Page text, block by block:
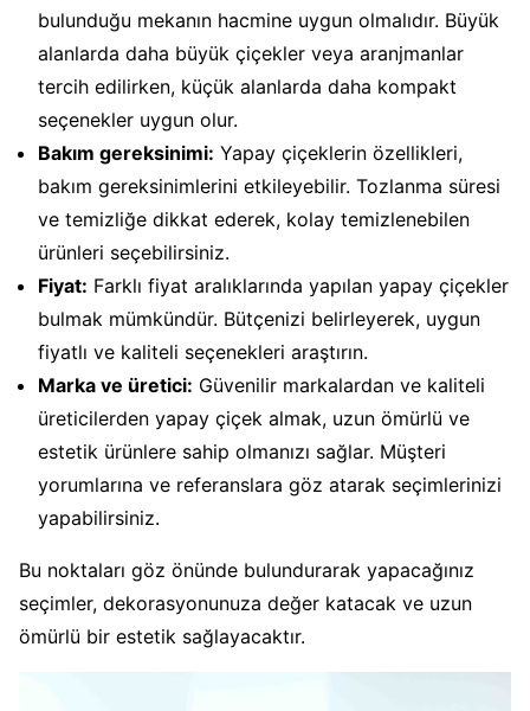
bulunduğu mekanın hacmine uygun olmalıdır. Büyük
alanlarda daha büyük çiçekler veya aranjmanlar
tercih edilirken, küçük alanlarda daha kompakt
seçenekler uygun olur.
Bakım gereksinimi: Yapay çiçeklerin özellikleri,
bakım gereksinimlerini etkileyebilir. Tozlanma süresi
ve temizliğe dikkat ederek, kolay temizlenebilen
ürünleri seçebilirsiniz.
Fiyat: Farklı fiyat aralıklarında yapılan yapay çiçekler
bulmak mümkündür. Bütçenizi belirleyerek, uygun
fiyatlı ve kaliteli seçenekleri araştırın.
Marka ve üretici: Güvenilir markalardan ve kaliteli
üreticilerden yapay çiçek almak, uzun ömürlü ve
estetik ürünlere sahip olmanızı sağlar. Müşteri
yorumlarına ve referanslara göz atarak seçimlerinizi
yapabilirsiniz.
Bu noktaları göz önünde bulundurarak yapacağınız
seçimler, dekorasyonunuza değer katacak ve uzun
ömürlü bir estetik sağlayacaktır.